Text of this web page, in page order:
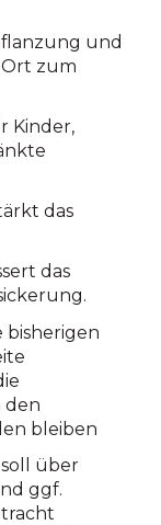
und
zum
Kinder,
das
das
bisherigen
den
bleiben
über
ggf.